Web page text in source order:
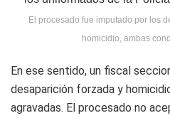
El procesado fue imputado por los
homicidio, ambas
En ese sentido, un fiscal
desaparición forzada y
agravadas. El procesado no